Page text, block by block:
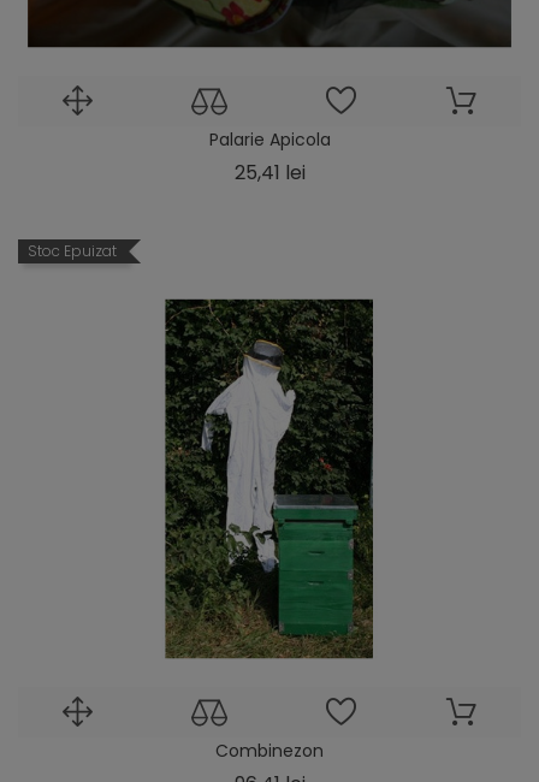
Palarie Apicola
25,41 leiPret
Stoc Epuizat
Combinezon